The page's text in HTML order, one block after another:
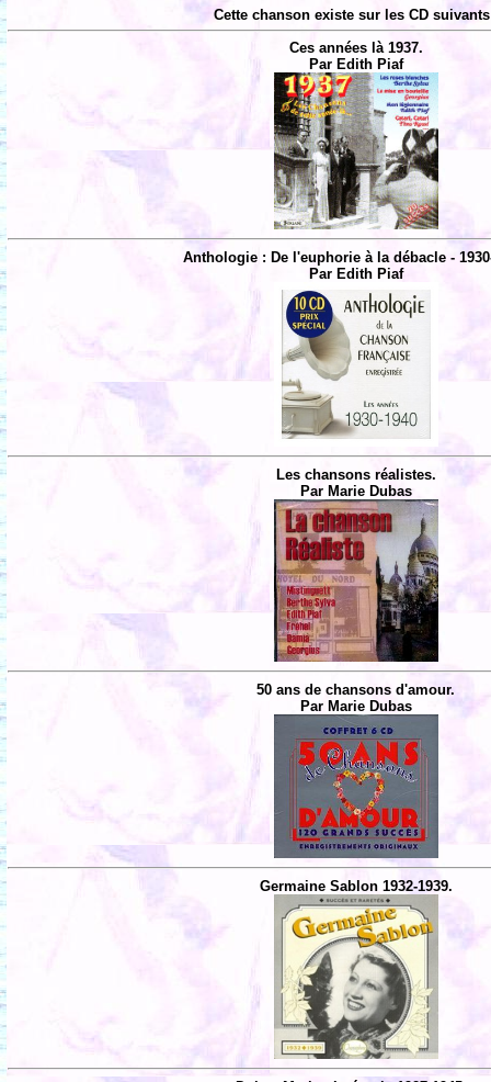
Cette chanson existe sur les CD
Ces années là 1937.
Par Edith Piaf
Anthologie : De l'euphorie à la débacle -
Par Edith Piaf
Les chansons réalistes.
Par Marie Dubas
50 ans de chansons d'amour.
Par Marie Dubas
Germaine Sablon 1932-1939.